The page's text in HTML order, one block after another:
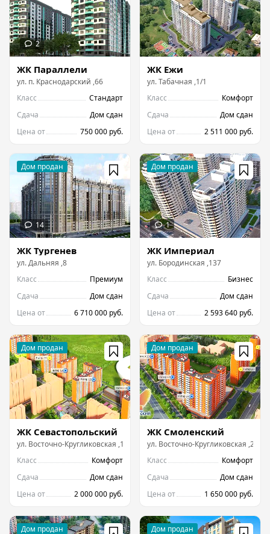
ЖК Параллели
ул. п. Краснодарский ,66
Класс
Стандарт
Сдача
Дом сдан
Цена от
750 000 руб.
ЖК Ежи
ул.Табачная ,1/1
Класс
Комфорт
Сдача
Дом сдан
Цена от
2 511 000 руб.
ЖК Тургенев
ул.Дальняя ,8
Класс
Премиум
Сдача
Дом сдан
Цена от
6 710 000 руб.
ЖК Империал
ул. Бородинская ,137
Класс
Бизнес
Сдача
Дом сдан
Цена от
2 593 640 руб.
ЖК Севастопольский
ул. Восточно-Кругликовская ,14
Класс
Комфорт
Сдача
Дом сдан
Цена от
2 000 000 руб.
ЖК Смоленский
ул. Восточно-Кругликовская ,23
Класс
Комфорт
Сдача
Дом сдан
Цена от
1 650 000 руб.